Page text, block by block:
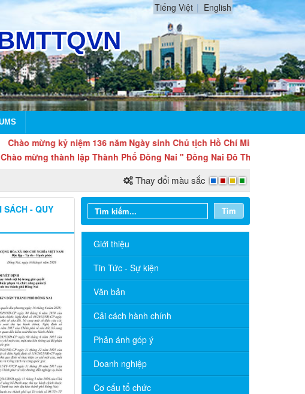
Tiếng Việt English
mừng kỷ niệm 136 năm Ngày sinh Chủ tịch Hồ Chí Minh (19/5/1890 - 19/5/
thành lập Thành Phố Đồng Nai " Đồng Nai Đô Thị Động Lực Mới
Thay đổi màu sắc
Tìm
Giới thiệu
Tin Tức - Sự kiện
Văn bản
Cải cách hành chính
Phản ánh góp ý
Doanh nghiệp
Cơ cấu tổ chức
THÔNG BÁO LỊCH LÀM VIỆC TUẦN
CỦA ỦY BAN NHÂN DÂN XÃ 06/07/2026
SÁCH - QUY